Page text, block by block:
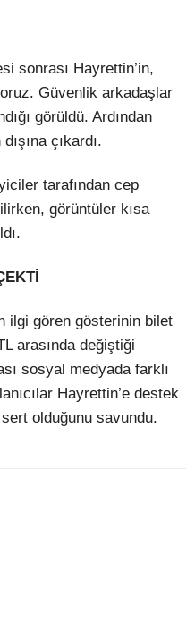
sonrası Hayrettin’in,
Güvenlik arkadaşlar
görüldü. Ardından
çıkardı.
tarafından cep
görüntüler kısa
ilgi gören gösterinin bilet
arasında değiştiği
sosyal medyada farklı
Hayrettin’e destek
olduğunu savundu.